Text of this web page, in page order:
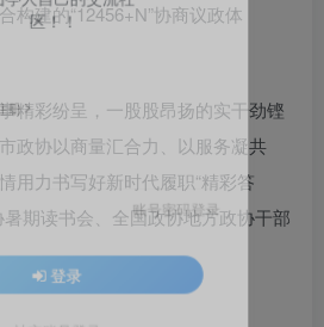
构建的“12456+N”协商议政体
精彩纷呈，一股股昂扬的实干劲铿
政协以商量汇合力、以服务凝共
用力书写好新时代履职“精彩答
期读书会、全国政协地方政协干部
册
账号密码登录
登录